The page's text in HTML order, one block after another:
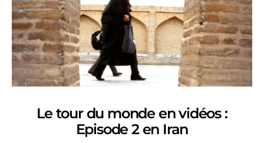
Le tour du monde en vidéos :
Episode 2 en Iran